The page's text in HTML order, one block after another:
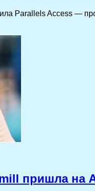
Parallels Access —
пришла на